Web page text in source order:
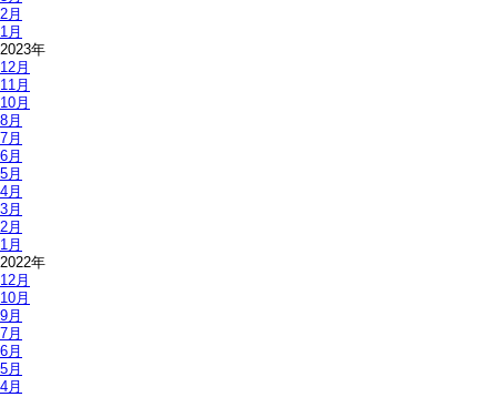
2月
1月
2023年
12月
11月
10月
8月
7月
6月
5月
4月
3月
2月
1月
2022年
12月
10月
9月
7月
6月
5月
4月